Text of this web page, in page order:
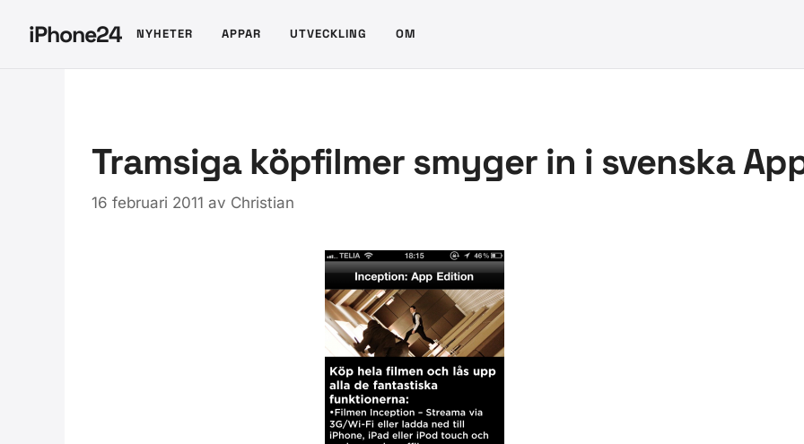
innehåll
iPhone24 NYHETER APPAR UTVECKLING OM
Tramsiga köpfilmer smyger in i svenska
16 februari 2011 av Christian